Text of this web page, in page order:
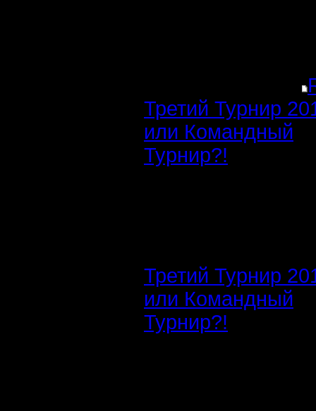
Третий Турнир
или Командный
Турнир?!
Третий Турнир
или Командный
Турнир?!